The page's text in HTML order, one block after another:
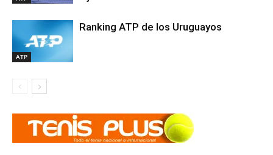
ATP
Ranking ATP de los Uruguayos